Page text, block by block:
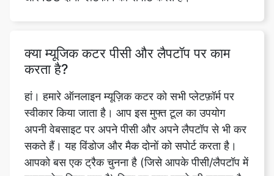
स्वीकार किया जाता है। आप इस मुफ्त टूल का उपयोग
अपनी वेबसाइट पर अपने पीसी और अपने लैपटॉप से भी कर
सकते हैं। यह विंडोज और मैक दोनों को सपोर्ट करता है।
आपको बस एक ट्रैक चुनना है (जिसे आपके पीसी/लैपटॉप में
डाउनलोड किया गया है) जिस पर काम करने की ज़रूरत है
और अगली प्रक्रिया समान है।